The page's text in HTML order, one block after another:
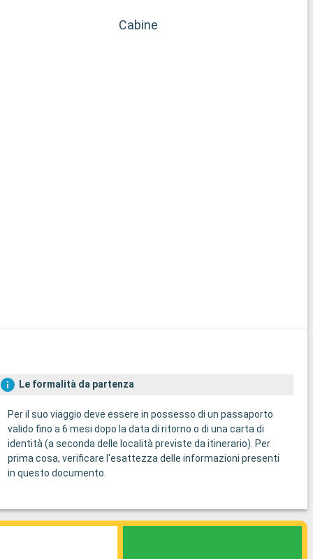
Cabine
Le formalità da partenza
Per il suo viaggio deve essere in possesso di un passaporto
valido fino a 6 mesi dopo la data di ritorno o di una carta di
identità (a seconda delle località previste da itinerario). Per
prima cosa, verificare l'esattezza delle informazioni presenti
in questo documento.